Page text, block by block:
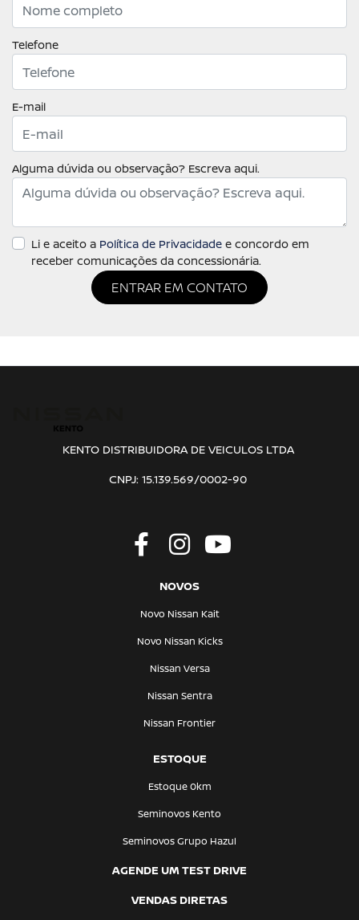
Telefone
E-mail
Alguma dúvida ou observação? Escreva aqui.
Li e aceito a Política de Privacidade e concordo em
receber comunicações da concessionária.
ENTRAR EM CONTATO
KENTO DISTRIBUIDORA DE VEICULOS LTDA
CNPJ: 15.139.569/0002-90
NOVOS
Novo Nissan Kait
Novo Nissan Kicks
Nissan Versa
Nissan Sentra
Nissan Frontier
ESTOQUE
Estoque 0km
Seminovos Kento
Seminovos Grupo Hazul
AGENDE UM TEST DRIVE
VENDAS DIRETAS